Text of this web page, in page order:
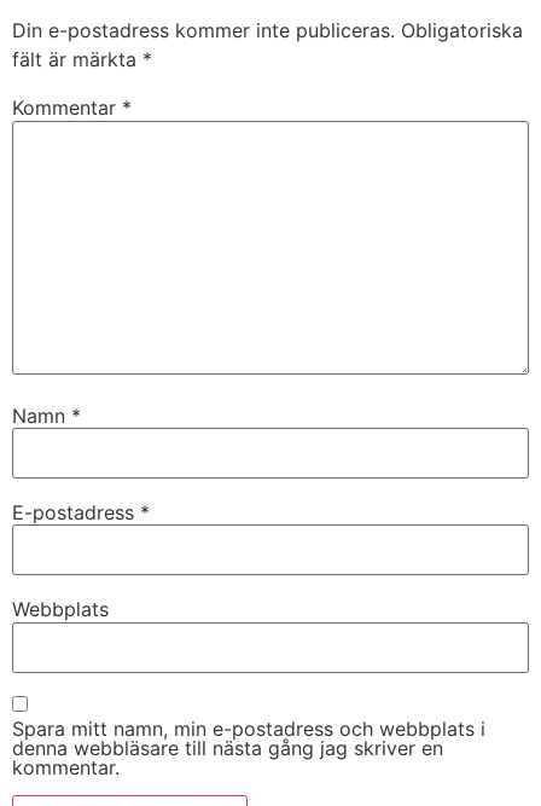
Din e-postadress kommer inte publiceras. Obligatoriska
fält är märkta *
Kommentar *
Namn *
E-postadress *
Webbplats
Spara mitt namn, min e-postadress och webbplats i
denna webbläsare till nästa gång jag skriver en
kommentar.